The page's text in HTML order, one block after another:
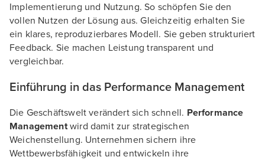
Implementierung und Nutzung. So schöpfen Sie den
vollen Nutzen der Lösung aus. Gleichzeitig erhalten Sie
ein klares, reproduzierbares Modell. Sie geben strukturiert
Feedback. Sie machen Leistung transparent und
vergleichbar.
Einführung in das Performance Management
Die Geschäftswelt verändert sich schnell. Performance
Managementwird damit zur strategischen
Weichenstellung. Unternehmen sichern ihre
Wettbewerbsfähigkeit und entwickeln ihre